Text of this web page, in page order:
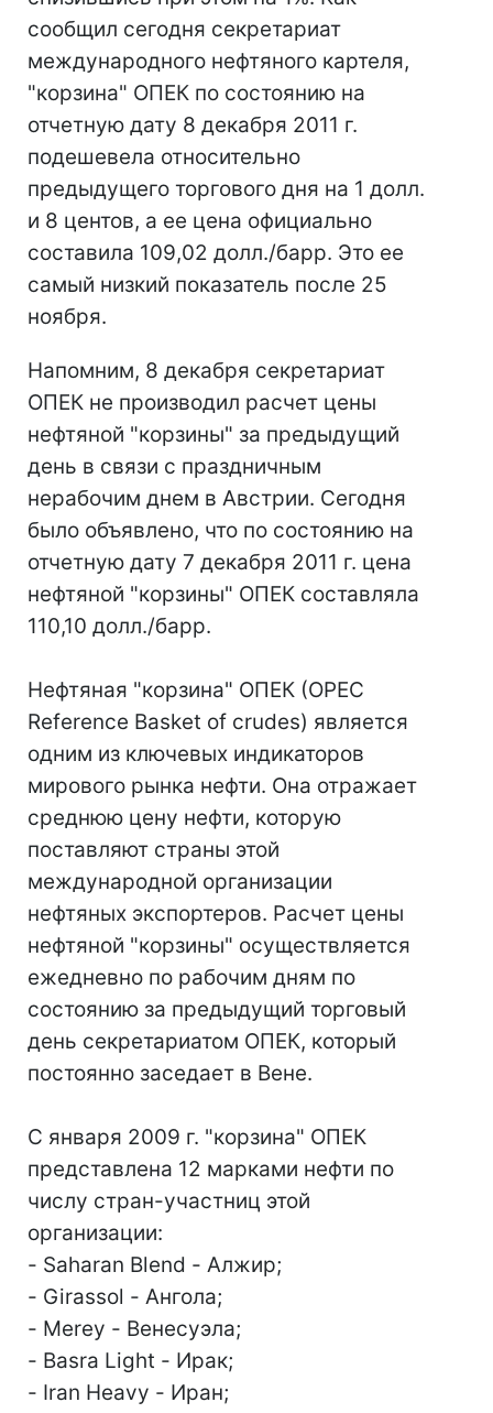
сообщил сегодня секретариат
международного нефтяного картеля,
"корзина" ОПЕК по состоянию на
отчетную дату 8 декабря 2011 г.
подешевела относительно
предыдущего торгового дня на 1 долл.
и 8 центов, а ее цена официально
составила 109,02 долл./барр. Это ее
самый низкий показатель после 25
ноября.
Напомним, 8 декабря секретариат
ОПЕК не производил расчет цены
нефтяной "корзины" за предыдущий
день в связи с праздничным
нерабочим днем в Австрии. Сегодня
было объявлено, что по состоянию на
отчетную дату 7 декабря 2011 г. цена
нефтяной "корзины" ОПЕК составляла
110,10 долл./барр.
Нефтяная "корзина" ОПЕК (OPEC
Reference Basket of crudes) является
одним из ключевых индикаторов
мирового рынка нефти. Она отражает
среднюю цену нефти, которую
поставляют страны этой
международной организации
нефтяных экспортеров. Расчет цены
нефтяной "корзины" осуществляется
ежедневно по рабочим дням по
состоянию за предыдущий торговый
день секретариатом ОПЕК, который
постоянно заседает в Вене.
С января 2009 г. "корзина" ОПЕК
представлена 12 марками нефти по
числу стран-участниц этой
организации:
- Saharan Blend - Алжир;
- Girassol - Ангола;
- Merey - Венесуэла;
- Basra Light - Ирак;
- Iran Heavy - Иран;